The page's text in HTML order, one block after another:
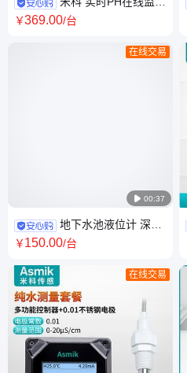
仪表 PH值测量分析仪 精准PH
￥369.00/台
 00:37
在线交易
地下水池液位计 深井
水深探头 水位检测仪远程显示
￥150.00/台
在线交易